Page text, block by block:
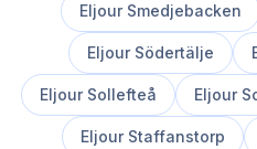
Eljour Smedjebacken
Eljour Södertälje
Eljour Sollefteå Eljour
Eljour Staffanstorp